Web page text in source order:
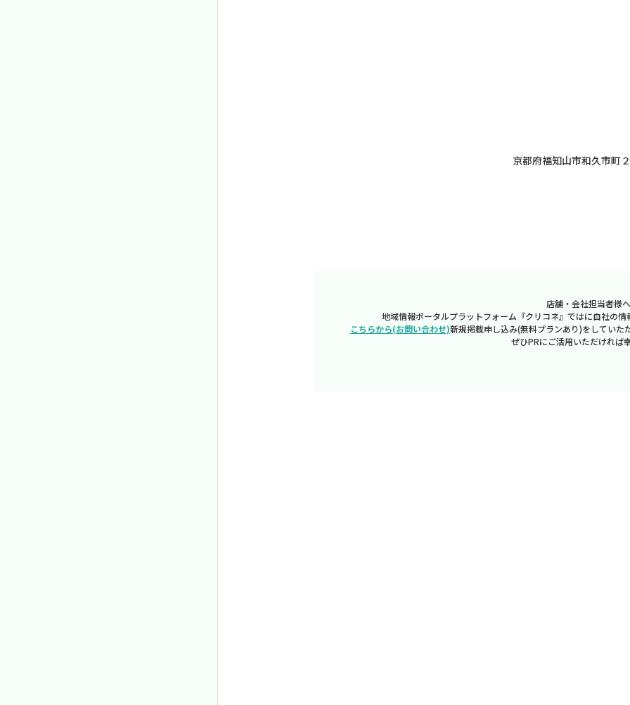
京都府福知山市和久市町
店舗・会社担当者様へ
地域情報ポータルプラットフォーム『クリコネ』ではに自社の情
こちらから(お問い合わせ)新規掲載申し込み(無料プランあり)をしていた
ぜひPRにご活用いただければ幸